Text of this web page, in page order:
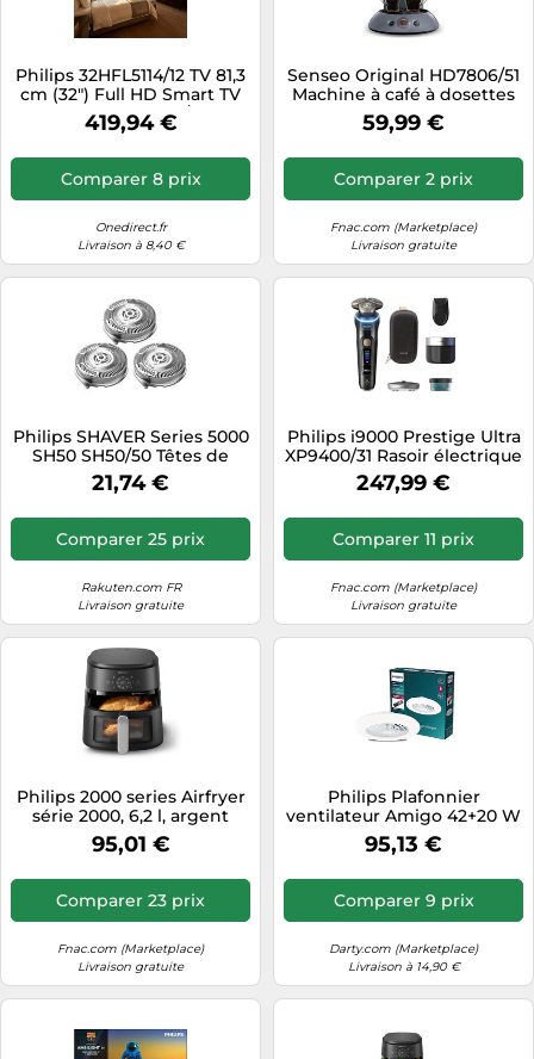
Philips 32HFL5114/12 TV 81,3
cm (32") Full HD Smart TV
Wifi Noir 250 cd/m²
419,94 €
Comparer 8 prix
Onedirect.fr
Livraison à 8,40 €
Senseo Original HD7806/51
Machine à café à dosettes
59,99 €
Comparer 2 prix
Fnac.com (Marketplace)
Livraison gratuite
Philips SHAVER Series 5000
SH50 SH50/50 Têtes de
rasage de rechange
21,74 €
Comparer 25 prix
Rakuten.com FR
Livraison gratuite
Philips i9000 Prestige Ultra
XP9400/31 Rasoir électrique
100 % étanche avec SkinIQ
Pro
247,99 €
Comparer 11 prix
Fnac.com (Marketplace)
Livraison gratuite
Philips 2000 series Airfryer
série 2000, 6,2 l, argent
95,01 €
Comparer 23 prix
Fnac.com (Marketplace)
Livraison gratuite
Philips Plafonnier
ventilateur Amigo 42+20 W
95,13 €
Comparer 9 prix
Darty.com (Marketplace)
Livraison à 14,90 €